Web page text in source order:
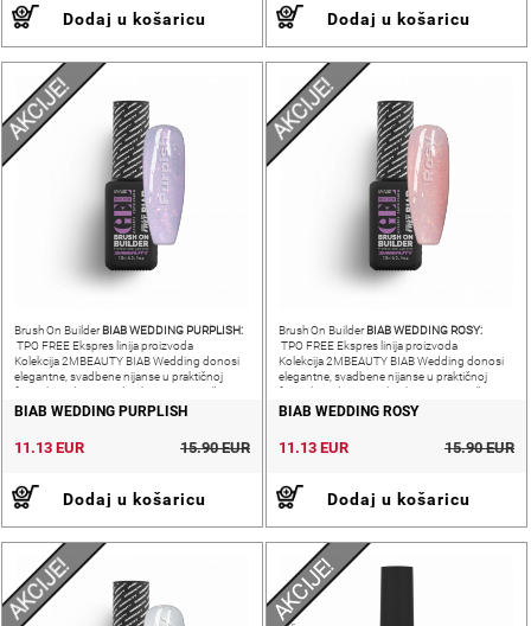
Dodaj u košaricu Dodaj u košaricu
AKCIJE!
Brush On BuilderBIAB WEDDING PURPLISH:
TPO FREE Ekspres linija proizvoda
Kolekcija 2MBEAUTY BIAB Wedding donosi
elegantne, svadbene nijanse u praktičnoj
formuli gradivnog gela s kistom – savršen
izbor za izradu minimalističkih i
BIAB WEDDING PURPLISH
11.13 EUR 15.90 EUR
Dodaj u košaricu
AKCIJE!
Brush On BuilderBIAB WEDDING ROSY:
TPO FREE Ekspres linija proizvoda
Kolekcija 2MBEAUTY BIAB Wedding donosi
elegantne, svadbene nijanse u praktičnoj
formuli gradivnog gela s kistom – savršen
izbor za izradu minimalističkih i profinjenih
BIAB WEDDING ROSY
11.13 EUR 15.90 EUR
Dodaj u košaricu
AKCIJE! AKCIJE!